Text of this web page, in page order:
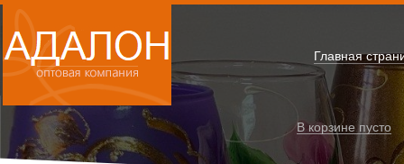
Главная
В корзине пусто